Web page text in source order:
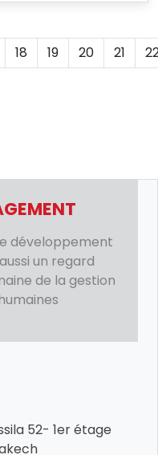
18 19 20 21
développement
un regard
de la gestion
52- 1er étage